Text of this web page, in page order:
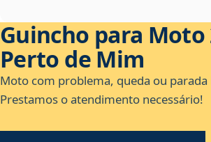
Guincho para Moto
Perto de Mim
Moto com problema, queda ou parada
Prestamos o atendimento necessário!